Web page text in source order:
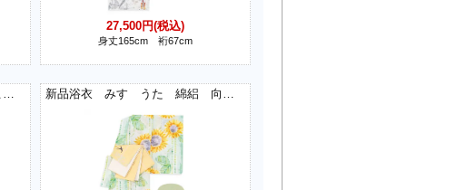
27,500円(税込)
身丈165cm 裄67cm
新品浴衣 みすゞうた 綿絽 このみち 新品浴衣 みすゞうた 綿絽 向日葵